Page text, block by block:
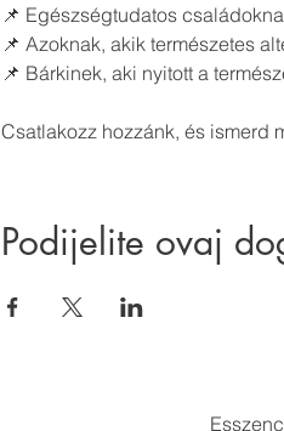
📌 Egészségtudatos
📌 Azoknak, akik természetes
📌 Bárkinek, aki nyitott a
Csatlakozz hozzánk, és ismerd
Podijelite ovaj